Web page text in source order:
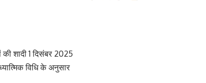
शादी 1 दिसंबर 2025
विधि के अनुसार